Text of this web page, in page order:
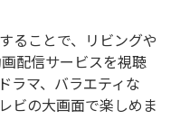
ることで、リビングや
配信サービスを視聴
ラマ、バラエティな
ビの大画面で楽しめま